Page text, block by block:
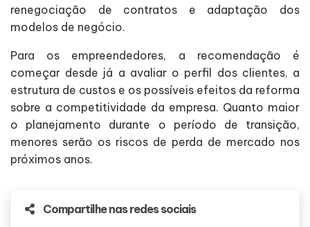
renegociação de contratos e adaptação dos
modelos de negócio.
Para os empreendedores, a recomendação é
começar desde já a avaliar o perfil dos clientes, a
estrutura de custos e os possíveis efeitos da reforma
sobre a competitividade da empresa. Quanto maior
o planejamento durante o período de transição,
menores serão os riscos de perda de mercado nos
próximos anos.
Compartilhe nas redes sociais